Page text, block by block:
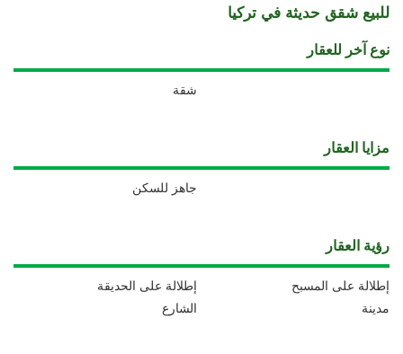
للبيع شقق حديثة في تركيا
نوع آخر للعقار
شقة
مزايا العقار
جاهز للسكن
رؤية العقار
إطلالة على الحديقة
إطلالة على المسبح
الشارع
مدينة